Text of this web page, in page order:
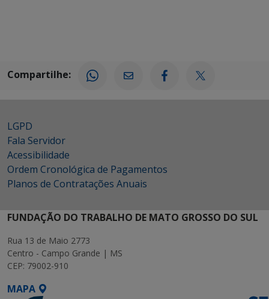
Compartilhe:
LGPD
Fala Servidor
Acessibilidade
Ordem Cronológica de Pagamentos
Planos de Contratações Anuais
FUNDAÇÃO DO TRABALHO DE MATO GROSSO DO SUL
Rua 13 de Maio 2773
Centro - Campo Grande | MS
CEP: 79002-910
MAPA